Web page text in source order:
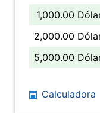
1,000.00
2,000.00
5,000.00
Calculadora